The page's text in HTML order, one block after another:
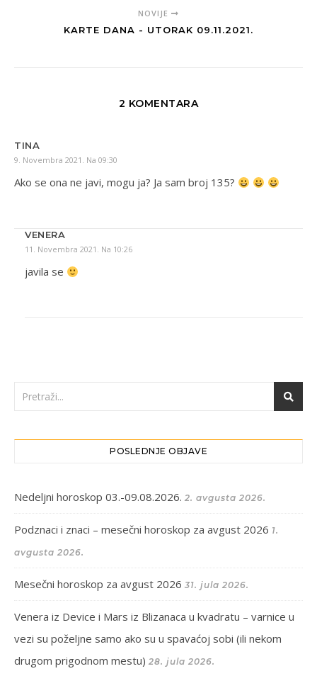
NOVIJE
KARTE DANA - UTORAK 09.11.2021.
2 KOMENTARA
TINA
9. Novembra 2021. Na 09:30
Ako se ona ne javi, mogu ja? Ja sam broj 135?
VENERA
11. Novembra 2021. Na 10:26
javila se
POSLEDNJE OBJAVE
Nedeljni horoskop 03.-09.08.2026. 2. avgusta 2026.
Podznaci i znaci – mesečni horoskop za avgust 2026 1.
avgusta 2026.
Mesečni horoskop za avgust 2026 31. jula 2026.
Venera iz Device i Mars iz Blizanaca u kvadratu – varnice u
vezi su poželjne samo ako su u spavaćoj sobi (ili nekom
drugom prigodnom mestu) 28. jula 2026.